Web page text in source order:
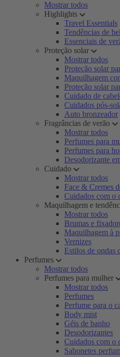
Mostrar todos
Highlights
Travel Essentials
Tendências de
Essenciais de
Proteção solar
Mostrar todos
Proteção solar
Maquilhagem
Proteção solar
Cuidado de
Cuidados pós-
Auto bronzeador
Fragrâncias de verão
Mostrar todos
Perfumes para
Perfumes para
Desodorizante
Cuidado
Mostrar todos
Face & Cremes
Cuidados com o
Maquilhagem e
Mostrar todos
Brumas e
Maquilhagem à
Vernizes
Estilos de ondas
Perfumes
Mostrar todos
Perfumes para mulher
Mostrar todos
Perfumes
Perfume para o
Body mist
Géis de banho
Desodorizantes
Cuidados com o
Sabonetes